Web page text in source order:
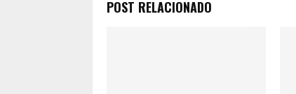
POST RELACIONADO